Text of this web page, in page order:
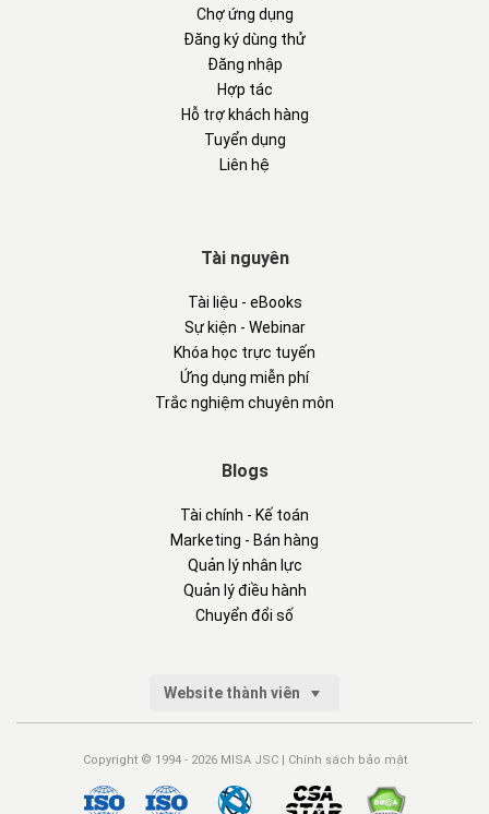
Chợ ứng dụng
Đăng ký dùng thử
Đăng nhập
Hợp tác
Hỗ trợ khách hàng
Tuyển dụng
Liên hệ
Tài nguyên
Tài liệu - eBooks
Sự kiện - Webinar
Khóa học trực tuyến
Ứng dụng miễn phí
Trắc nghiệm chuyên môn
Blogs
Tài chính - Kế toán
Marketing - Bán hàng
Quản lý nhân lực
Quản lý điều hành
Chuyển đổi số
Website thành viên
Copyright © 1994 - 2026 MISA JSC | Chính sách bảo mật